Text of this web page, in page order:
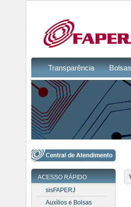
Transparência Bolsas
ACESSO RÁPIDO
sisFAPERJ
Auxílios e Bolsas